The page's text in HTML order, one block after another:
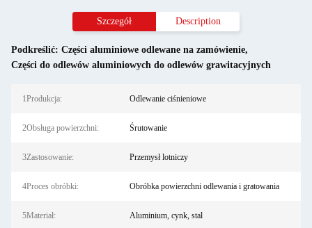
Szczegół Description
Podkreślić: Części aluminiowe odlewane na zamówienie,
Części do odlewów aluminiowych do odlewów grawitacyjnych
1Produkcja: Odlewanie ciśnieniowe
2Obsługa powierzchni: Śrutowanie
3Zastosowanie: Przemysł lotniczy
4Proces obróbki: Obróbka powierzchni odlewania i gratowania
5Materiał: Aluminium, cynk, stal